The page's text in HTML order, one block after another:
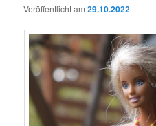
Veröffentlicht am29.10.2022